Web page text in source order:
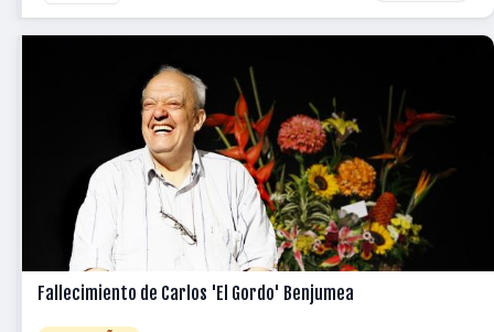
Fallecimiento de Carlos 'El Gordo' Benjumea